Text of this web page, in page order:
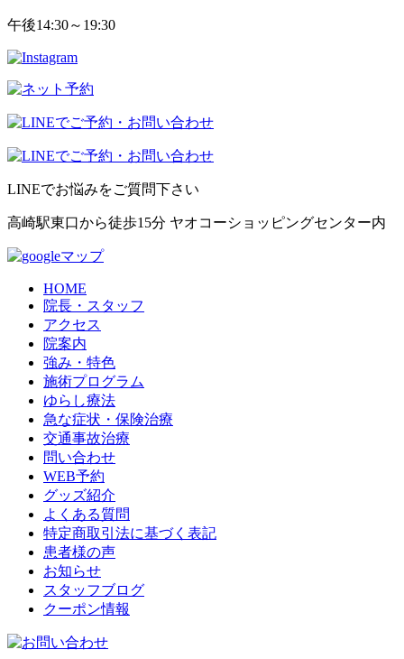
午後14:30～19:30
LINEでお悩みをご質問下さい
高崎駅東口から徒歩15分 ヤオコーショッピングセンター内
HOME
院長・スタッフ
アクセス
院案内
強み・特色
施術プログラム
ゆらし療法
急な症状・保険治療
交通事故治療
問い合わせ
WEB予約
グッズ紹介
よくある質問
特定商取引法に基づく表記
患者様の声
お知らせ
スタッフブログ
クーポン情報